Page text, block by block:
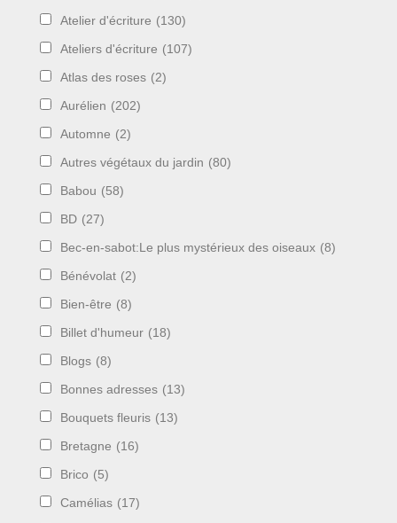
Atelier d'écriture (130)
Ateliers d'écriture (107)
Atlas des roses (2)
Aurélien (202)
Automne (2)
Autres végétaux du jardin (80)
Babou (58)
BD (27)
Bec-en-sabot:Le plus mystérieux des oiseaux (8)
Bénévolat (2)
Bien-être (8)
Billet d'humeur (18)
Blogs (8)
Bonnes adresses (13)
Bouquets fleuris (13)
Bretagne (16)
Brico (5)
Camélias (17)